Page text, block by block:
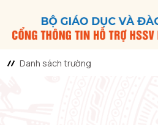
Danh sách trường